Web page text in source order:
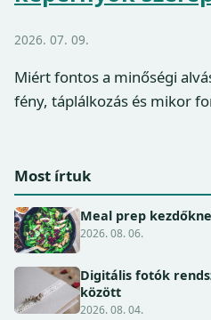
2026. 07. 09.
Miért fontos a minőségi
fény, táplálkozás és mikor
Most írtuk
Meal prep
2026. 08. 06.
Digitális fotók
között
2026. 08. 04.